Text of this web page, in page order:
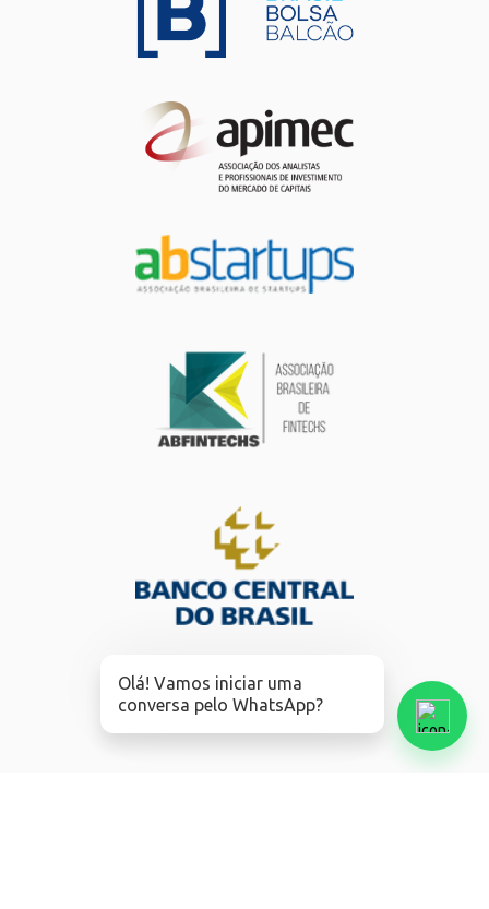
Olá! Vamos iniciar uma
conversa pelo WhatsApp?